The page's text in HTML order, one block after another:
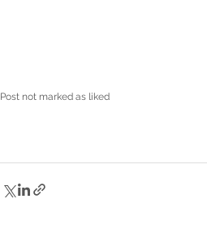
Post not marked as liked